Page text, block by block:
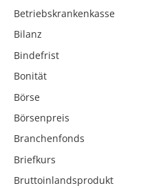
Betriebskrankenkasse
Bilanz
Bindefrist
Bonität
Börse
Börsenpreis
Branchenfonds
Briefkurs
Bruttoinlandsprodukt